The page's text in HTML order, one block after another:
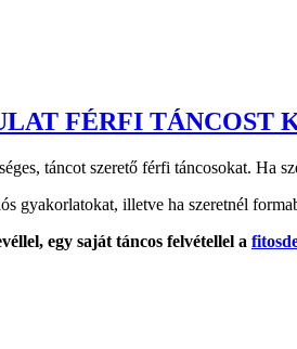
FÉRFI TÁNCOST
táncot szerető férfi táncosokat. Ha
gyakorlatokat, illetve ha szeretnél
egy saját táncos felvétellel a